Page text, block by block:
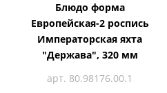
Блюдо форма
Европейская-2 роспись
Императорская яхта
"Держава", 320 мм
арт. 80.98176.00.1